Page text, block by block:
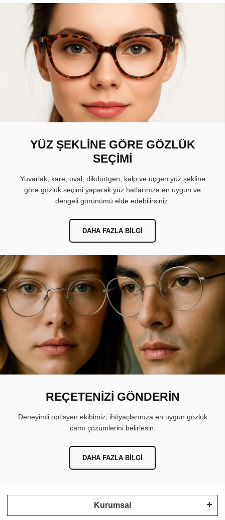
YÜZ ŞEKLİNE GÖRE GÖZLÜK
SEÇİMİ
Yuvarlak, kare, oval, dikdörtgen, kalp ve üçgen yüz şekline
göre gözlük seçimi yaparak yüz hatlarınıza en uygun ve
dengeli görünümü elde edebilirsiniz.
DAHA FAZLA BILGI
REÇETENİZİ GÖNDERİN
Deneyimli optisyen ekibimiz, ihtiyaçlarınıza en uygun gözlük
camı çözümlerini belirlesin.
DAHA FAZLA BILGI
Kurumsal